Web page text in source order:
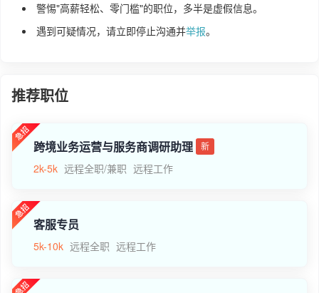
警惕"高薪轻松、零门槛"的职位，多半是虚假信息。
遇到可疑情况，请立即停止沟通并举报。
推荐职位
跨境业务运营与服务商调研助理 新
2k-5k 远程全职/兼职 远程工作
客服专员
5k-10k 远程全职 远程工作